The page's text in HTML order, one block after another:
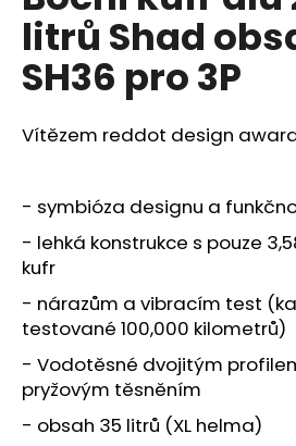
0,0
5
hvězdiček.
litrů Shad
SH36 pro 3P
Vítězem reddot design award
- symbióza designu a
- lehká konstrukce s pouze
kufr
- nárazům a vibracím test
testované 100,000 kilometrů)
- Vodotěsné dvojitým
pryžovým těsněním
- obsah 35 litrů (XL helma)
a
j
í
?
HLEDAT
o
p
o